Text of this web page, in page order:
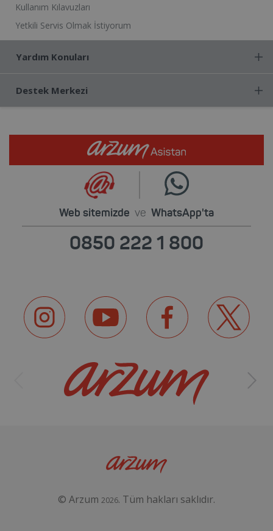
Kullanım Kılavuzları
Yetkili Servis Olmak İstiyorum
Yardım Konuları
Destek Merkezi
Web sitemizde ve WhatsApp'ta
0850 222 1 800
© Arzum 2026. Tüm hakları saklıdır.